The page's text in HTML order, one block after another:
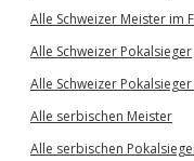
Alle Schweizer Meister im
Alle Schweizer Pokalsieger
Alle Schweizer
Alle serbischen Meister
Alle serbischen